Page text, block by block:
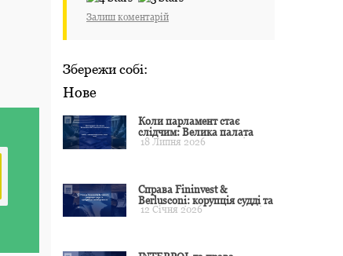
Залиш коментарій
Збережи собі:
Нове
Коли парламент стає
слідчим: Велика палата
ЄСПЛ окреслила межі
18 Липня 2026
Справа Fininvest &
Berlusconi: корупція судді та
презумпція невинуватості
12 Січня 2026